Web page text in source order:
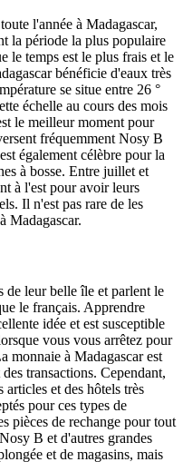
l'année à Madagascar,
la période la plus populaire
le temps est le plus frais et le
bénéficie d'eaux très
se situe entre 26 °
échelle au cours des mois
le meilleur moment pour
fréquemment Nosy B
également célèbre pour la
à bosse. Entre juillet et
à l'est pour avoir leurs
Il n'est pas rare de les
Madagascar.
de leur belle île et parlent le
le français. Apprendre
idée et est susceptible
vous vous arrêtez pour
monnaie à Madagascar est
transactions. Cependant,
et des hôtels très
pour ces types de
pièces de rechange pour tout
B et d'autres grandes
et de magasins, mais